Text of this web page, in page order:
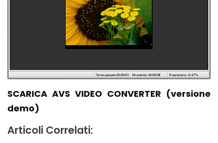
SCARICA AVS VIDEO CONVERTER (versione
demo)
Articoli Correlati: